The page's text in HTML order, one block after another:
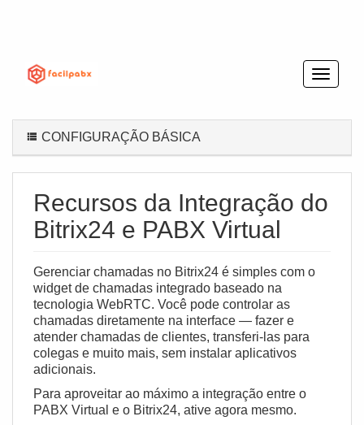
CONFIGURAÇÃO BÁSICA
Recursos da Integração do
Bitrix24 e PABX Virtual
Gerenciar chamadas no Bitrix24 é simples com o
widget de chamadas integrado baseado na
tecnologia WebRTC. Você pode controlar as
chamadas diretamente na interface — fazer e
atender chamadas de clientes, transferi‑las para
colegas e muito mais, sem instalar aplicativos
adicionais.
Para aproveitar ao máximo a integração entre o
PABX Virtual e o Bitrix24, ative agora mesmo.